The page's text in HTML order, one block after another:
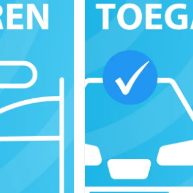
Op locatie
6 mnd
Snel ter plaatse